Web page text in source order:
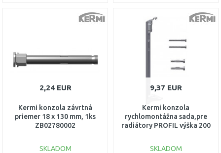
DO KOŠÍKA DO KOŠÍKA
2,24 EUR
Kermi konzola závrtná
priemer 18 x 130 mm, 1ks
ZB02780002
SKLADOM
9,37 EUR
Kermi konzola
rychlomontážna sada,pre
radiátory PROFIL výška 200
SKLADOM